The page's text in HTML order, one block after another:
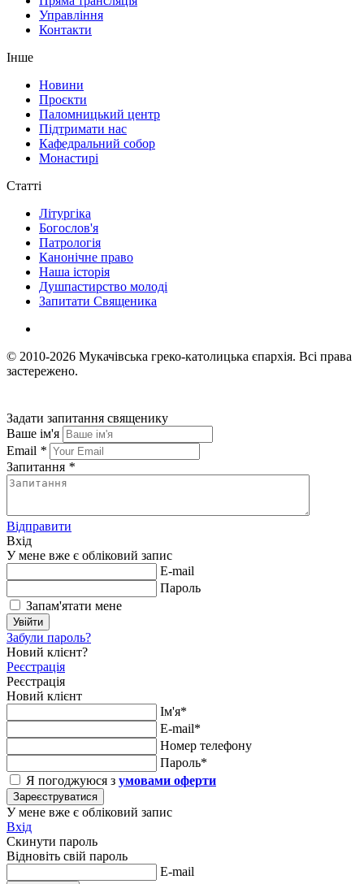
Управління
Контакти
Інше
Новини
Проєкти
Паломницький центр
Підтримати нас
Кафедральний собор
Монастирі
Статті
Літургіка
Богослов'я
Патрологія
Канонічне право
Наша історія
Душпастирство молоді
Запитати Священика
© 2010-2026 Мукачівська греко-католицька єпархія. Всі права
застережено.
Задати запитання священику
Ваше ім'я
Email *
Запитання *
Відправити
Вхід
У мене вже є обліковий запис
E-mail
Пароль
Запам'ятати мене
Увійти
Забули пароль?
Новий клієнт?
Реєстрація
Реєстрація
Новий клієнт
Ім'я*
E-mail*
Номер телефону
Пароль*
Я погоджуюся з умовами оферти
Зареєструватися
У мене вже є обліковий запис
Вхід
Скинути пароль
Відновіть свій пароль
E-mail